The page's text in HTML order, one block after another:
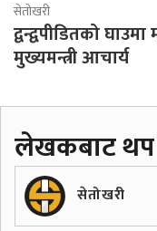
सेतोखरी
द्वन्द्वपीडितको
मुख्यमन्त्री आचार्य
लेखकबाट थप
सेतोखरी